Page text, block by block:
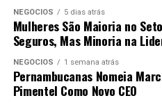
20h – Bloco Baranga Top
21h – Bloco Amigos da Bonita
Anúncio
NEGÓCIOS 5 dias atrás
Mulheres São Maioria no
Seguros, Mas Minoria na
NEGÓCIOS 1 semana atrás
Pernambucanas Nomeia
Pimentel Como Novo CEO